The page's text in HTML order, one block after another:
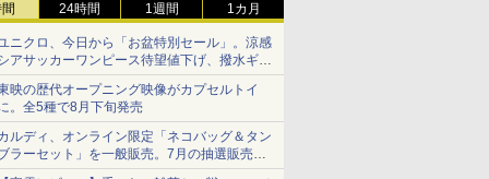
24時間 1週間 1カ月
ニクロ、今日から「お盆特別セール」。涼感
アサッカーワンピース待望値下げ、撥水ギア
ョーツは1990円に
映の歴代オープニング映像がカプセルトイ
。全5種で8月下旬発売
ルディ、オンライン限定「ネコバッグ＆タン
ラーセット」を一般販売。7月の抽選販売の
選無効分